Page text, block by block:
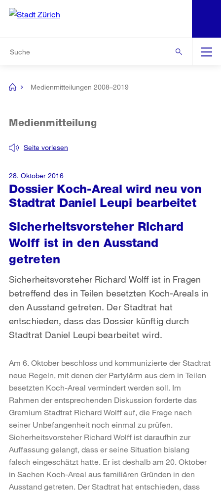
Navigation
[no
Medienmitteilungen 2008–2019
Dossier Koch-Areal wird neu von
Stadtrat Daniel Leupi bearbeitet
Seite vorlesen
Medienmitteilung
Sicherheitsvorsteher Richard
Wolff ist in den Ausstand
getreten
Sicherheitsvorsteher Richard Wolff ist in Fragen
betreffend des in Teilen besetzten Koch-Areals in
den Ausstand getreten. Der Stadtrat hat
entschieden, dass das Dossier künftig durch
Stadtrat Daniel Leupi bearbeitet wird.
28. Oktober 2016
Am 6. Oktober beschloss und kommunizierte der Stadtrat
neue Regeln, mit denen der Partylärm aus dem in Teilen
besetzten Koch-Areal vermindert werden soll. Im
Rahmen der entsprechenden Diskussion forderte das
Gremium Stadtrat Richard Wolff auf, die Frage nach
seiner Unbefangenheit noch einmal zu prüfen.
Sicherheitsvorsteher Richard Wolff ist daraufhin zur
Auffassung gelangt, dass er seine Situation bislang
falsch eingeschätzt hatte. Er ist deshalb am 20. Oktober
in Sachen Koch-Areal aus familiären Gründen in den
Ausstand getreten. Der Stadtrat hat entschieden, dass